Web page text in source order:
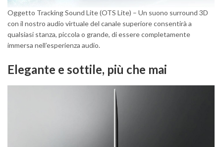
Oggetto Tracking Sound Lite (OTS Lite) – Un suono surround 3D
con il nostro audio virtuale del canale superiore consentirà a
qualsiasi stanza, piccola o grande, di essere completamente
immersa nell’esperienza audio.
Elegante e sottile, più che mai